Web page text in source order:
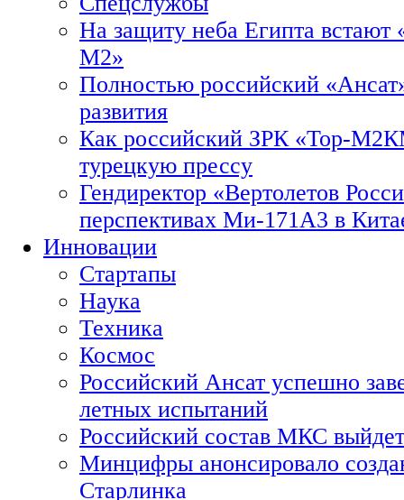
На защиту неба Египта встают
М2»
Полностью российский
развития
Как российский ЗРК «Тор-
турецкую прессу
Гендиректор «Вертолетов
перспективах Ми-171А3 в
Инновации
Стартапы
Наука
Техника
Космос
Российский Ансат успешно
летных испытаний
Российский состав МКС
Минцифры анонсировало
Старлинка